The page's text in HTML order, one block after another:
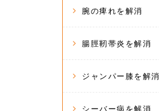
腕の痺れを解消
腸脛靭帯炎を解消
ジャンパー膝を解消
シーバー病を解消